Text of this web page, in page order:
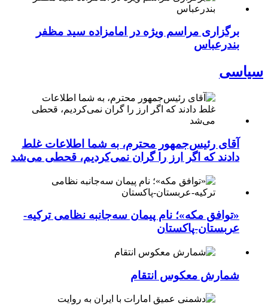
برگزاری مراسم ویژه در امامزاده سید مظفر
بندرعباس
سیاسی
آقای رئیس‌جمهور محترم، به شما اطلاعات غلط
دادند که اگر ارز را گران نمی‌کردیم، قحطی می‌شد
«توافق مکه»؛ نام پیمان سه‌جانبه نظامی ترکیه-
عربستان-پاکستان
شمارش معکوس انتقام